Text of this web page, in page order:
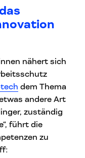
nähert sich
dem Thema
andere Art
zuständig
führt die
zu